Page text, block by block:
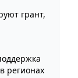
грант,
регионах